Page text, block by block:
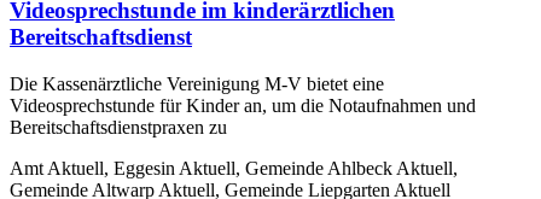
Videosprechstunde im kinderärztlichen
Bereitschaftsdienst
Die Kassenärztliche Vereinigung M-V bietet eine
Videosprechstunde für Kinder an, um die Notaufnahmen und
Bereitschaftsdienstpraxen zu
Amt Aktuell, Eggesin Aktuell, Gemeinde Ahlbeck Aktuell,
Gemeinde Altwarp Aktuell, Gemeinde Liepgarten Aktuell